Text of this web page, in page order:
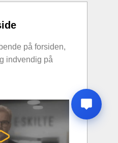
på forsiden,
indvendig på